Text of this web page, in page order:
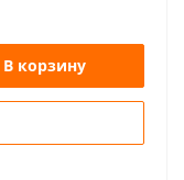
В корзину